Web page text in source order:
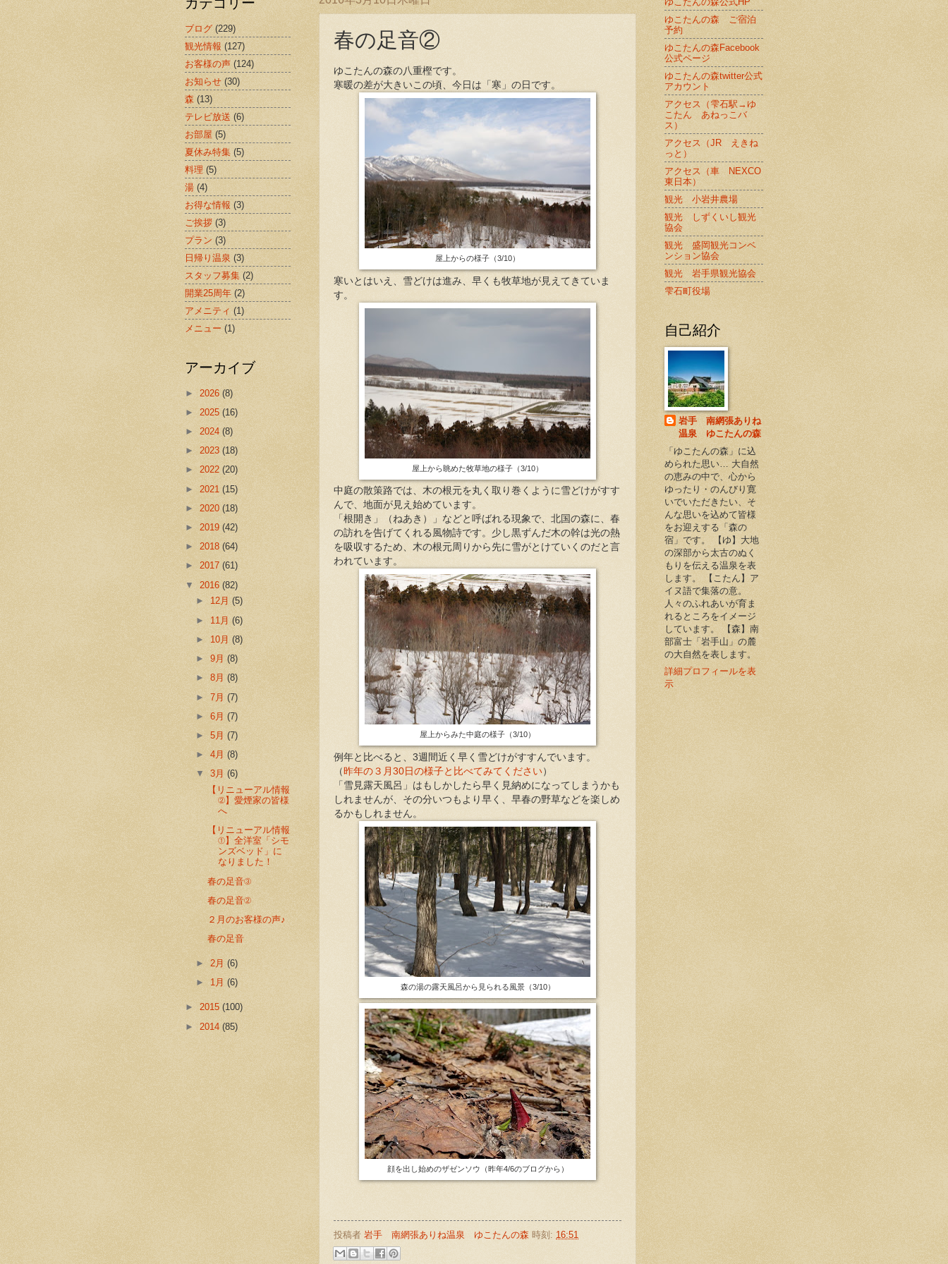
春の足音②
ゆこたんの森の八重樫です。
寒暖の差が大きいこの頃、今日は「寒」の日です。
屋上からの様子（3/10）
寒いとはいえ、雪どけは進み、早くも牧草地が見えてきていま
す。
屋上から眺めた牧草地の様子（3/10）
中庭の散策路では、木の根元を丸く取り巻くように雪どけがすす
んで、地面が見え始めています。
「根開き」（ねあき）」などと呼ばれる現象で、北国の森に、春
の訪れを告げてくれる風物詩です。少し黒ずんだ木の幹は光の熱
を吸収するため、木の根元周りから先に雪がとけていくのだと言
われています。
屋上からみた中庭の様子（3/10）
例年と比べると、3週間近く早く雪どけがすすんでいます。
（昨年の３月30日の様子と比べてみてください）
「雪見露天風呂」はもしかしたら早く見納めになってしまうかも
しれませんが、その分いつもより早く、早春の野草などを楽しめ
るかもしれません。
森の湯の露天風呂から見られる風景（3/10）
顔を出し始めのザゼンソウ（昨年4/6のブログから）
投稿者 岩手 南網張ありね温泉 ゆこたんの森 時刻: 16:51
ブログ (229)
観光情報 (127)
お客様の声 (124)
お知らせ (30)
森 (13)
テレビ放送 (6)
お部屋 (5)
夏休み特集 (5)
料理 (5)
湯 (4)
お得な情報 (3)
ご挨拶 (3)
プラン (3)
日帰り温泉 (3)
スタッフ募集 (2)
開業25周年 (2)
アメニティ (1)
メニュー (1)
アーカイブ
► 2026 (8)
► 2025 (16)
► 2024 (8)
► 2023 (18)
► 2022 (20)
► 2021 (15)
► 2020 (18)
► 2019 (42)
► 2018 (64)
► 2017 (61)
▼ 2016 (82)
► 12月(5)
► 11月(6)
► 10月(8)
►9月(8)
►8月(8)
►7月(7)
►6月(7)
►5月(7)
►4月(8)
▼3月(6)
【リニューアル情報
②】愛煙家の皆様
へ
【リニューアル情報
①】全洋室「シモ
ンズベッド」に
なりました！
春の足音③
春の足音②
２月のお客様の声♪
春の足音
►2月(6)
► 1月(6)
► 2015 (100)
► 2014 (85)
ゆこたんの森 ご宿泊
予約
ゆこたんの森Facebook
公式ページ
ゆこたんの森twitter公式
アカウント
アクセス（雫石駅→ゆ
こたん あねっこバ
ス）
アクセス（JR えきね
っと）
アクセス（車 NEXCO
東日本）
観光 小岩井農場
観光 しずくいし観光
協会
観光 盛岡観光コンベ
ンション協会
観光 岩手県観光協会
雫石町役場
自己紹介
岩手 南網張ありね
温泉 ゆこたんの森
「ゆこたんの森」に込
められた思い… 大自然
の恵みの中で、心から
ゆったり・のんびり寛
いでいただきたい、そ
んな思いを込めて皆様
をお迎えする「森の
宿」です。 【ゆ】大地
の深部から太古のぬく
もりを伝える温泉を表
します。 【こたん】ア
イヌ語で集落の意。
人々のふれあいが育ま
れるところをイメージ
しています。 【森】南
部富士「岩手山」の麓
の大自然を表します。
詳細プロフィールを表
示